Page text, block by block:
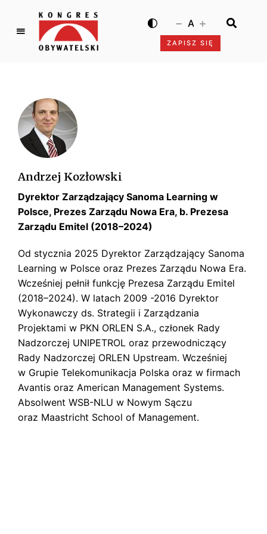
K
g
r
e
s
O
b
y
w
a
t
l
s
k
i
ZAPISZ SIĘ
A
Andrzej Kozłowski
Dyrektor Zarządzający Sanoma Learning w
Polsce, Prezes Zarządu Nowa Era, b. Prezesa
Zarządu Emitel (2018–2024)
Od stycznia 2025 Dyrektor Zarządzający Sanoma
Learning w Polsce oraz Prezes Zarządu Nowa Era.
Wcześniej pełnił funkcję Prezesa Zarządu Emitel
(2018–2024). W latach 2009 -2016 Dyrektor
Wykonawczy ds. Strategii i Zarządzania
Projektami w PKN ORLEN S.A., członek Rady
Nadzorczej UNIPETROL oraz przewodniczący
Rady Nadzorczej ORLEN Upstream. Wcześniej
w Grupie Telekomunikacja Polska oraz w firmach
Avantis oraz American Management Systems.
Absolwent WSB-NLU w Nowym Sączu
oraz Maastricht School of Management.